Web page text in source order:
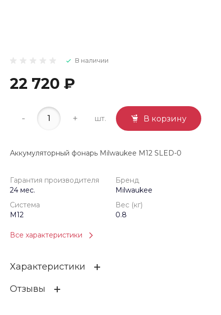
В наличии
22 720 ₽
- + шт. В корзину
Аккумуляторный фонарь Milwaukee M12 SLED-0
Гарантия производителя
24 мес.
Бренд
Milwaukee
Система
M12
Вес (кг)
0.8
Все характеристики
Характеристики
Гарантия производителя
Отзывы